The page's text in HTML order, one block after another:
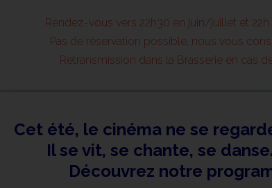
Rendez-vous vers 22h30 en juin/juillet et
Pas de réservation possible, nous vous
Retransmission dans la Brasserie en cas
Cet été, le cinéma ne se
Il se vit, se chante, se
Découvrez notre